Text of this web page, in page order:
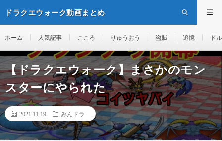
ドラクエウォーク動画まとめ
ホーム 人気記事 こころ りゅうおう 盗賊 追憶 ド
【ドラクエウォーク】まさかのモン
スターにやられた
2021.11.19 みんドラ